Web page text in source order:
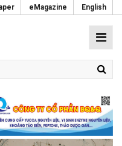
eMagazine English